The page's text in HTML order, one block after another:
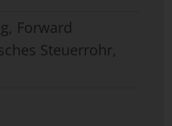
Forward
Steuerrohr,